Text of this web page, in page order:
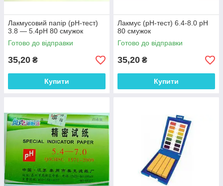
Лакмусовий папір (рН-тест)
3.8 — 5.4рН 80 смужок
Готово до відправки
35,20 ₴
Купити
Лакмус (рН-тест) 6.4-8.0 рН
80 смужок
Готово до відправки
35,20 ₴
Купити